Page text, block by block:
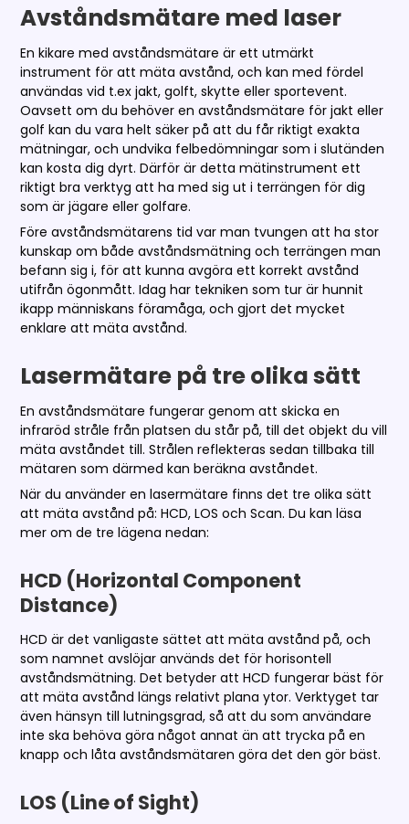
Avståndsmätare med laser
En kikare med avståndsmätare är ett utmärkt
instrument för att mäta avstånd, och kan med fördel
användas vid t.ex jakt, golft, skytte eller sportevent.
Oavsett om du behöver en avståndsmätare för jakt eller
golf kan du vara helt säker på att du får riktigt exakta
mätningar, och undvika felbedömningar som i slutänden
kan kosta dig dyrt. Därför är detta mätinstrument ett
riktigt bra verktyg att ha med sig ut i terrängen för dig
som är jägare eller golfare.
Före avståndsmätarens tid var man tvungen att ha stor
kunskap om både avståndsmätning och terrängen man
befann sig i, för att kunna avgöra ett korrekt avstånd
utifrån ögonmått. Idag har tekniken som tur är hunnit
ikapp människans föramåga, och gjort det mycket
enklare att mäta avstånd.
Lasermätare på tre olika sätt
En avståndsmätare fungerar genom att skicka en
infraröd stråle från platsen du står på, till det objekt du vill
mäta avståndet till. Strålen reflekteras sedan tillbaka till
mätaren som därmed kan beräkna avståndet.
När du använder en lasermätare finns det tre olika sätt
att mäta avstånd på: HCD, LOS och Scan. Du kan läsa
mer om de tre lägena nedan:
HCD (Horizontal Component
Distance)
HCD är det vanligaste sättet att mäta avstånd på, och
som namnet avslöjar används det för horisontell
avståndsmätning. Det betyder att HCD fungerar bäst för
att mäta avstånd längs relativt plana ytor. Verktyget tar
även hänsyn till lutningsgrad, så att du som användare
inte ska behöva göra något annat än att trycka på en
knapp och låta avståndsmätaren göra det den gör bäst.
LOS (Line of Sight)